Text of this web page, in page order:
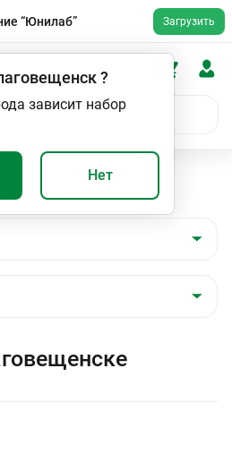
“Юнилаб” Загрузить
?
зависит набор
Нет